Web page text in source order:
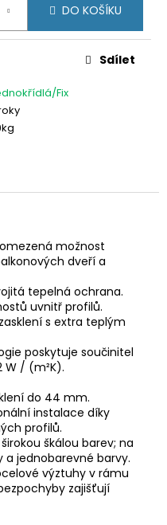
DO KOŠÍKU
Fix
Sdílet
možnost
dveří a
tepelná ochrana.
uvnitř profilů.
s extra teplým
poskytuje součinitel
W / (m²K).
do 44 mm.
instalace díky
profilů.
škálou barev; na
a jednobarevné barvy.
výztuhy v rámu
zajišťují